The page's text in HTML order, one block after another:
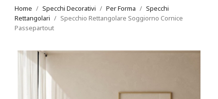
Home Specchi Decorativi Per Forma
Specchi
Rettangolari
Specchio Rettangolare Soggiorno Cornice
Passepartout